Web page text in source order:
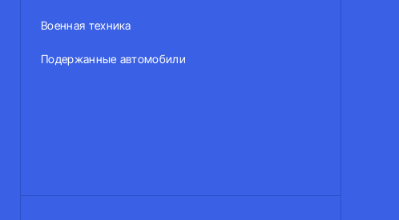
Военная техника
Подержанные автомобили